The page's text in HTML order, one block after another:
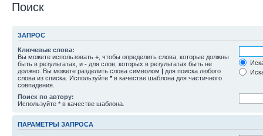
Поиск
ЗАПРОС
Ключевые слова:
Вы можете использовать + , чтобы определить слова, которые должны
быть в результатах, и - для слов, которых в результатах быть не
должно. Вы можете разделить слова символом | для поиска любого
слова из списка. Используйте * в качестве шаблона для частичного
совпадения.
Поиск по автору:
Используйте * в качестве шаблона.
ПАРАМЕТРЫ ЗАПРОСА